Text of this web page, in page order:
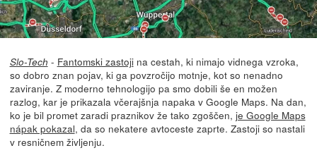
Slo-Tech - Fantomski zastojina cestah, ki nimajo vidnega vzroka,
so dobro znan pojav, ki ga povzročijo motnje, kot so nenadno
zaviranje. Z moderno tehnologijo pa smo dobili še en možen
razlog, kar je prikazala včerajšnja napaka v Google Maps. Na dan,
ko je bil promet zaradi praznikov že tako zgoščen, je Google Maps
nápak pokazal, da so nekatere avtoceste zaprte. Zastoji so nastali
v resničnem življenju.